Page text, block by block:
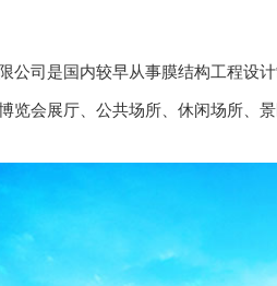
公司是国内较早从事膜结构工程设
览会展厅、公共场所、休闲场所、